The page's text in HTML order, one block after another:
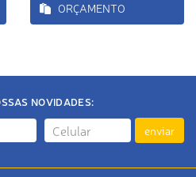
ORÇAMENTO
NOVIDADES:
enviar